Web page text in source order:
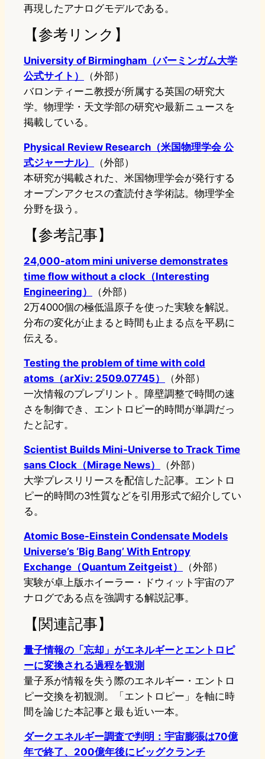
再現したアナログモデルである。
【参考リンク】
University of Birmingham（バーミンガム大学
公式サイト）
（外部）
バロンティーニ教授が所属する英国の研究大
学。物理学・天文学部の研究や最新ニュースを
掲載している。
Physical Review Research（米国物理学会 公
式ジャーナル）
（外部）
本研究が掲載された、米国物理学会が発行する
オープンアクセスの査読付き学術誌。物理学全
分野を扱う。
【参考記事】
24,000-atom mini universe demonstrates
time flow without a clock（Interesting
Engineering）
（外部）
2万4000個の極低温原子を使った実験を解説。
分布の変化が止まると時間も止まる点を平易に
伝える。
Testing the problem of time with cold
atoms（arXiv: 2509.07745）
（外部）
一次情報のプレプリント。障壁調整で時間の速
さを制御でき、エントロピー的時間が単調だっ
たと記す。
Scientist Builds Mini-Universe to Track Time
sans Clock（Mirage News）
（外部）
大学プレスリリースを配信した記事。エントロ
ピー的時間の3性質などを引用形式で紹介してい
る。
Atomic Bose-Einstein Condensate Models
Universe’s ‘Big Bang’ With Entropy
Exchange（Quantum Zeitgeist）
（外部）
実験が卓上版ホイーラー・ドウィット宇宙のア
ナログである点を強調する解説記事。
【関連記事】
量子情報の「忘却」がエネルギーとエントロピ
ーに変換される過程を観測
量子系が情報を失う際のエネルギー・エントロ
ピー交換を初観測。「エントロピー」を軸に時
間を論じた本記事と最も近い一本。
ダークエネルギー調査で判明：宇宙膨張は70億
年で終了、200億年後にビッグクランチ